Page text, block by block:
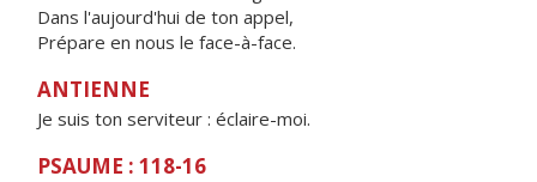
Dans l'aujourd'hui de ton appel,
Prépare en nous le face-à-face.
ANTIENNE
Je suis ton serviteur : éclaire-moi.
PSAUME : 118-16